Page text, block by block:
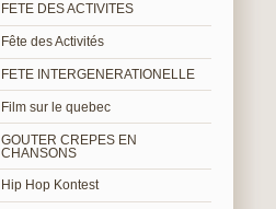
FETE DES ACTIVITES
Fête des Activités
FETE INTERGENERATIONELLE
Film sur le quebec
GOUTER CREPES EN
CHANSONS
Hip Hop Kontest